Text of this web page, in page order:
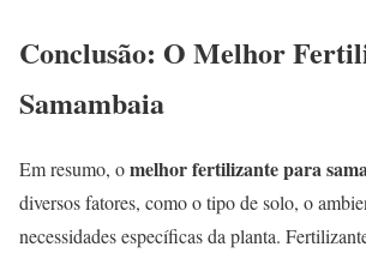
Conclusão: O Melhor
Samambaia
Em resumo, omelhor fertilizante para
diversos fatores, como o tipo de solo, o
necessidades específicas da planta.